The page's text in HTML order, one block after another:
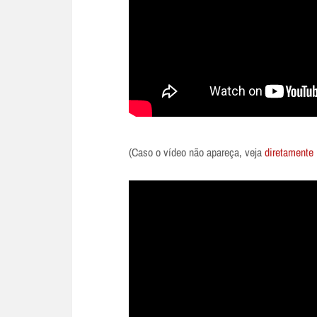
(Caso o vídeo não apareça, vejadiretamente